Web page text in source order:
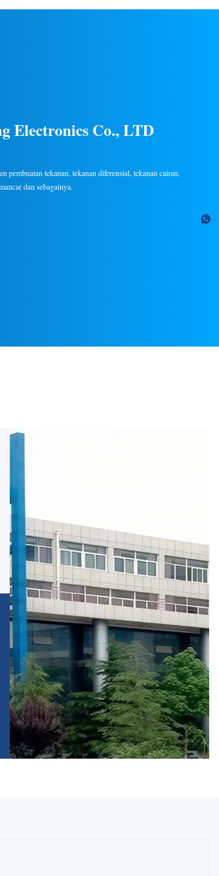
listrik.
stabil, beberapa sinyal keluaran (4-20mA, 0-
Electronics Co., LTD
pembuatan tekanan, tekanan diferensial, tekanan cairan,
dan sebagainya.